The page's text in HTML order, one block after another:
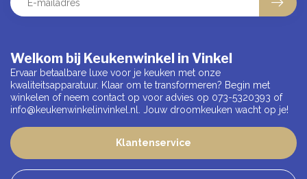
Welkom bij Keukenwinkel in Vinkel
Ervaar betaalbare luxe voor je keuken met onze
kwaliteitsapparatuur. Klaar om te transformeren? Begin met
winkelen of neem contact op voor advies op 073-5320393 of
info@keukenwinkelinvinkel.nl
. Jouw droomkeuken wacht op je!
Klantenservice